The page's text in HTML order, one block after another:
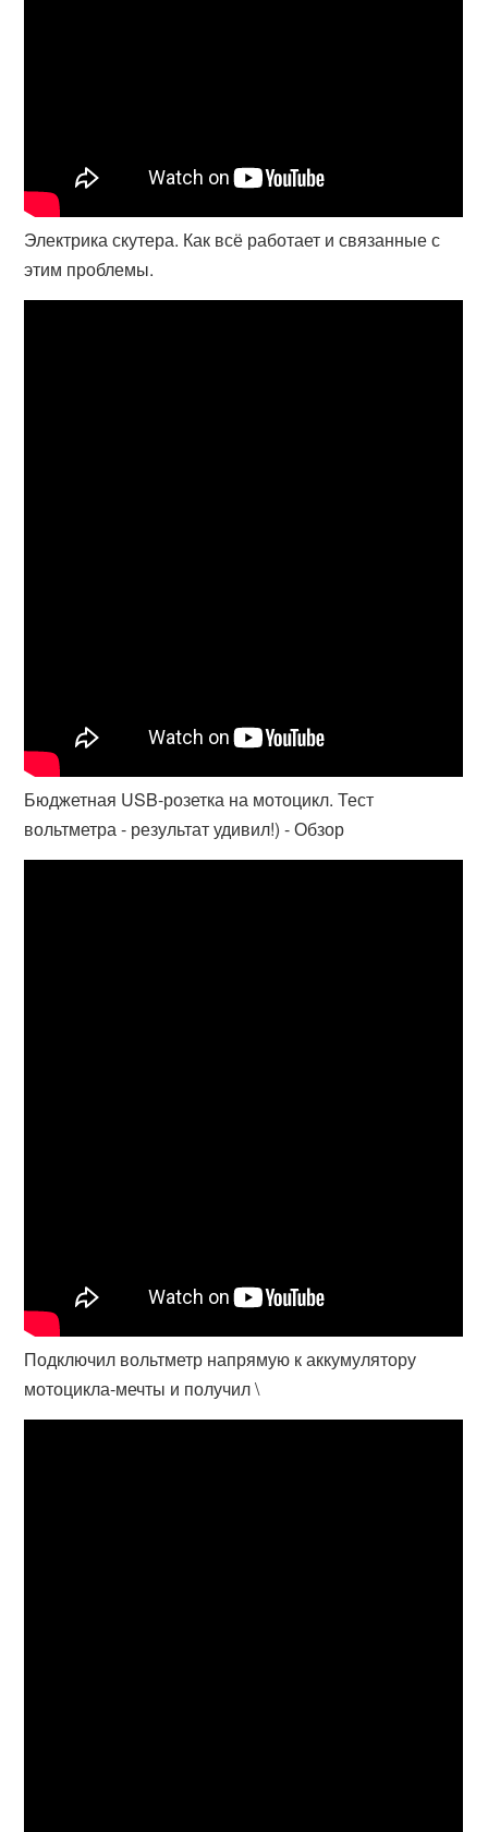
Электрика скутера. Как всё работает и связанные с
этим проблемы.
Бюджетная USB-розетка на мотоцикл. Тест
вольтметра - результат удивил!) - Обзор
Подключил вольтметр напрямую к аккумулятору
мотоцикла-мечты и получил \